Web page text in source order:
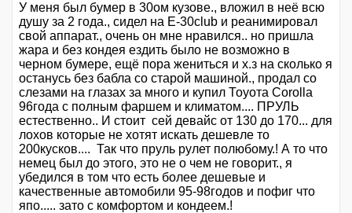
У меня был бумер в 30ом кузове., вложил в неё всю
душу за 2 года., сидел на Е-30сlub и реанимировал
свой аппарат., очень он мне нравился.. но пришла
жара и без кондея ездить было не возможно в
черном бумере, ещё пора жениться и х.з на сколько я
останусь без бабла со старой машиной., продал со
слезами на глазах за много и купил Тоyота Соrоllа
96года с полным фаршем и климатом.... ПРУЛЬ
естественно.. И стоит сей девайс от 130 до 170... для
лохов которые не хотят искать дешевле то
200кусков.... Так что пруль рулет полюбому.! А то что
немец был до этого, это не о чем не говорит., я
убедился в том что есть более дешевые и
качественные автомобили 95-98годов и пофиг что
япо..... зато с комфортом и кондеем.!